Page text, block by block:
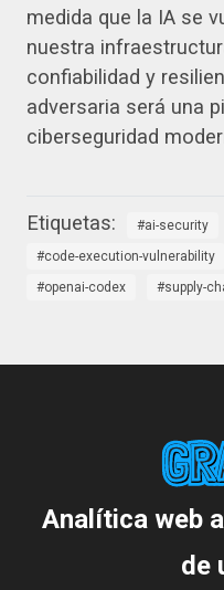
medida que la IA se
nuestra
confiabilidad y
adversaria será una
ciberseguridad
ai-security
code-execution-vulnerability
openai-codex
supply-
Analítica web
de